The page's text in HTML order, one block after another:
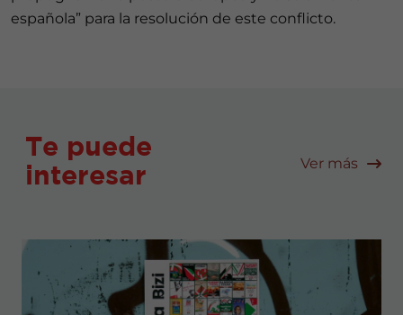
española” para la resolución de este conflicto.
Te puede
interesar
Ver más